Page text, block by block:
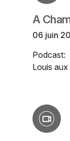
A
06 juin
Podcast:
Louis aux